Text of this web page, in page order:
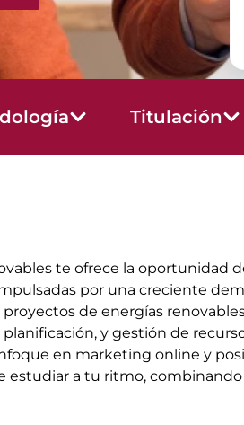
Titulación
te ofrece la oportunidad
por una creciente
de energías
y gestión de
en marketing online y
a tu ritmo,